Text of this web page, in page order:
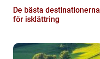
De bästa destinationerna
för isklättring